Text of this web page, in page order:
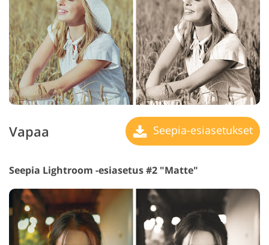
Vapaa Seepia-esiasetukset
Seepia Lightroom -esiasetus #2 "Matte"